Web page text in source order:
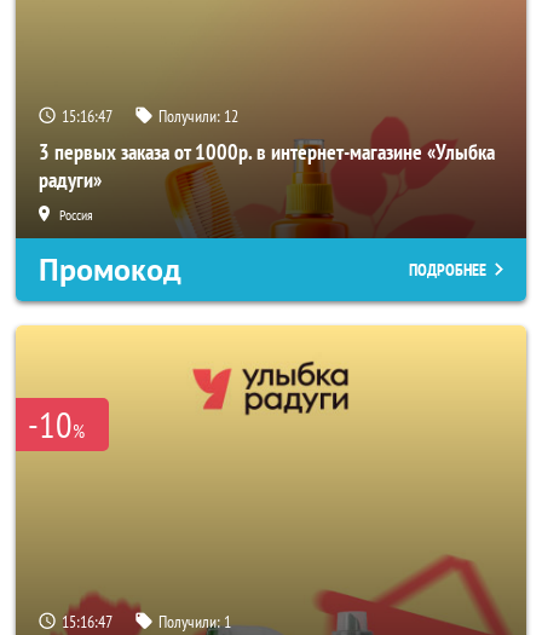
15:16:46 Получили: 12
3 первых заказа от 1000р. в интернет-магазине «Улыбка
радуги»
Россия
Промокод ПОДРОБНЕЕ
-10%
15:16:46 Получили:1